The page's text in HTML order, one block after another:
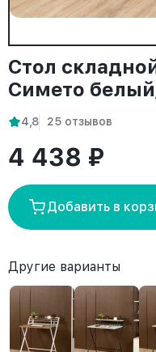
Стол
Симетo
4,8 25 отзывов
4 438 ₽
Добавить в
Другие варианты